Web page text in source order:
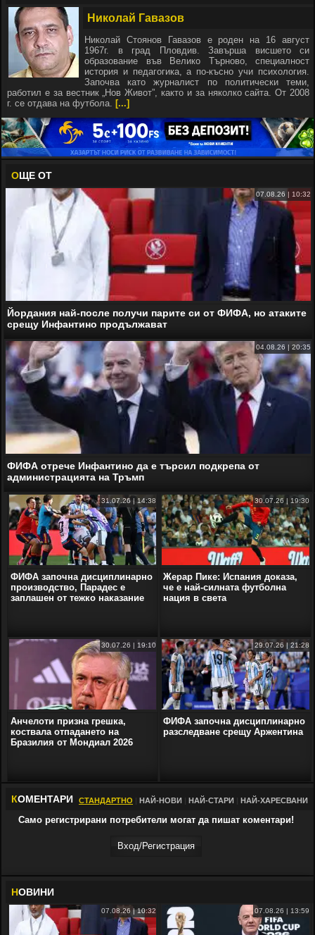
Николай Гавазов
Николай Стоянов Гавазов е роден на 16 август
1967г. в град Пловдив. Завърша висшето си
образование във Велико Търново, специалност
история и педагогика, а по-късно учи психология.
Започва като журналист по политически теми,
работил е за вестник „Нов Живот”, както и за няколко сайта. От 2008
г. се отдава на футбола. [...]
ОЩЕ ОТ
07.08.26 | 10:32
Йордания най-после получи парите си от ФИФА, но атаките
срещу Инфантино продължават
04.08.26 | 20:35
ФИФА отрече Инфантино да е търсил подкрепа от
администрацията на Тръмп
31.07.26 | 14:38
ФИФА започна дисциплинарно
производство, Парадес е
заплашен от тежко наказание
30.07.26 | 19:30
Жерар Пике: Испания доказа,
че е най-силната футболна
нация в света
30.07.26 | 19:10
Анчелоти призна грешка,
коствала отпадането на
Бразилия от Мондиал 2026
29.07.26 | 21:28
ФИФА започна дисциплинарно
разследване срещу Аржентина
КОМЕНТАРИ СТАНДАРТНО НАЙ-НОВИ НАЙ-СТАРИ НАЙ-ХАРЕСВАНИ
Само регистрирани потребители могат да пишат коментари!
Вход/Регистрaция
НОВИНИ
07.08.26 | 10:32 07.08.26 | 13:59